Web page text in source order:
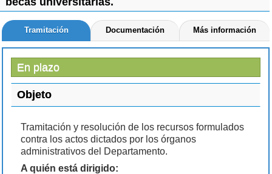
Tramitación Documentación Más información
En plazo
Objeto
Tramitación y resolución de los recursos formulados
contra los actos dictados por los órganos
administrativos del Departamento.
A quién está dirigido: